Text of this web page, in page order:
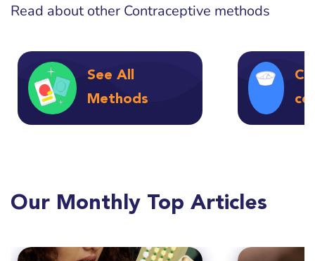
Read about other Contraceptive methods
See All
Methods
Our Monthly Top Articles